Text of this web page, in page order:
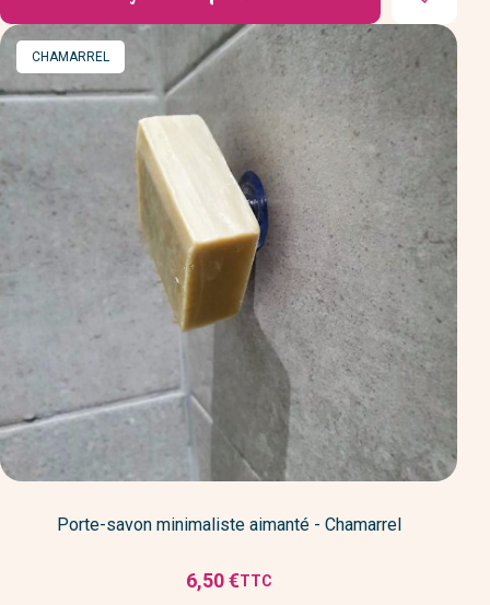
MARQUE
CHAMARREL
Porte-savon minimaliste aimanté - Chamarrel
Prix
6,50 €TTC